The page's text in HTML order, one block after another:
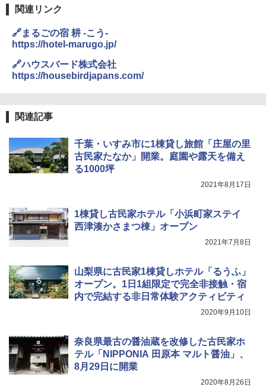
￥2,277
地球の歩き方 スター・ウォーズ
￥2,695
解く (講談社現代新書)
￥1,540
ENDLESS BASE 《めざましテレビで紹介》
テント ワンタッチ RENEW 幅200 2-3人用 43
500002(89232)
￥5,499
ュ(BC仕様) PATC-150B(EB)
￥8,991
X 2人用 3人用 キャンプ アウトドア フェス
収納 コンパクト 簡単設営 カンガルーテント
ソロキャンプ ソロテント
防水 UVカット 4段階高さ調整 軽量 収納袋付
き
￥6,459
関の購入実績 登山・キャンプ・アウトドア・
防災用品 長期保存可能 緊急時用 日本国内発
送
ソーラー LED ランタン Type-C 充電式 ソー
ラーランタン IP65防水 キャンプ用品 防災グ
ッズ 6種類のライトモード 防災 吊り下げ 折
￥2,849
関連リンク
🔗まるごの宿 耕 -こう-
https://hotel-marugo.jp/
🔗ハウスバード株式会社
https://housebirdjapans.com/
関連記事
千葉・いすみ市に1棟貸し旅館「庄屋の里
古民家たなか」開業。庭園や露天を備え
る1000坪
2021年8月17日
1棟貸し古民家ホテル「小浜町家ステイ
西津湊かさまつ棟」オープン
2021年7月8日
山梨県に古民家1棟貸しホテル「るうふ」
オープン。1日1組限定で完全非接触・宿
内で完結する非日常体験アクティビティ
2020年9月10日
奈良県最古の醤油蔵を改修した古民家ホ
テル「NIPPONIA 田原本 マルト醤油」、
8月29日に開業
2020年8月26日